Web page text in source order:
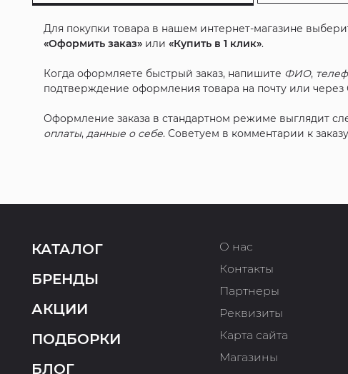
Для покупки товара в нашем интернет-магазине
«Оформить заказ» или«Купить в 1 клик».
Когда оформляете быстрый заказ, напишите ФИО,
подтверждение оформления товара на почту или через
Оформление заказа в стандартном режиме выглядит
оплаты,данные о себе. Советуем в комментарии к
КАТАЛОГ
БРЕНДЫ
АКЦИИ
ПОДБОРКИ
БЛОГ
О нас
Контакты
Партнеры
Реквизиты
Карта сайта
Магазины